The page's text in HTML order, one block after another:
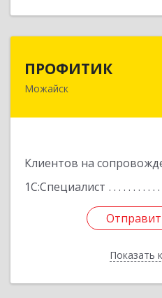
ПРОФИТИК
Можайск
Клиентов на
1С:Специалист
Показать
143200,